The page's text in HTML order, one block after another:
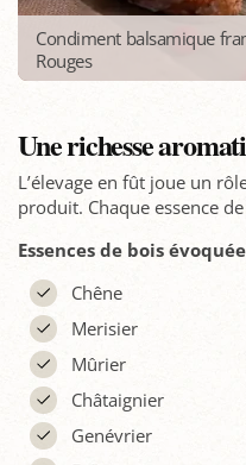
Condiment balsamique
Rouges
Une richesse
L’élevage en fût joue un
produit. Chaque essence
Essences de bois
Chêne
Merisier
Mûrier
Châtaignier
Genévrier